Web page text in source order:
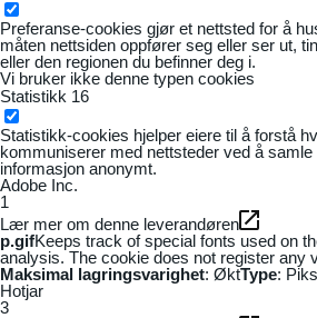
Preferanse-cookies gjør et nettsted for å
måten nettsiden oppfører seg eller ser ut,
eller den regionen du befinner deg i.
Vi bruker ikke denne typen cookies
Statistikk 16
Statistikk-cookies hjelper eiere til å forstå
kommuniserer med nettsteder ved å samle
informasjon anonymt.
Adobe Inc.
1
Lær mer om denne leverandøren
p.gifKeeps track of special fonts used on
analysis. The cookie does not register any
Maksimal lagringsvarighet: ØktType:
Hotjar
3